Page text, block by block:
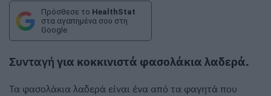
Πρόσθεσε το HealthStat
στα αγαπημένα σου στη
Google
Συνταγή για κοκκινιστά φασολάκια λαδερά.
Τα φασολάκια λαδερά είναι ένα από τα φαγητά που